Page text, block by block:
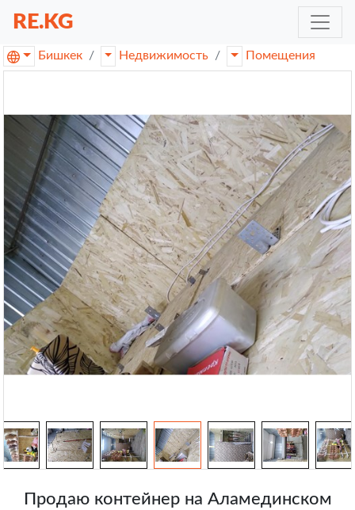
RE.KG
Бишкек Недвижимость Помещения
Продаю контейнер на Аламединском